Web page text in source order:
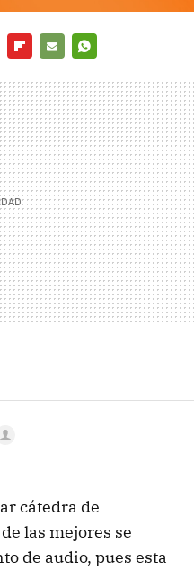
MAIL
cátedra de
las mejores se
de audio, pues esta